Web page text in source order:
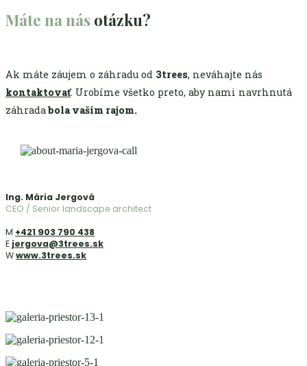
Máte na nás otázku?
Ak máte záujem o záhradu od 3trees, neváhajte nás
kontaktovať. Urobíme všetko preto, aby nami navrhnutá
záhradabola vašim rajom.
Ing. Mária Jergová
CEO / Senior landscape architect
M +421 903 790 438
E jergova@3trees.sk
Wwww.3trees.sk